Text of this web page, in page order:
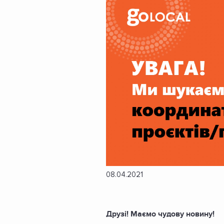
08.04.2021
Друзі! Маємо чудову новину!